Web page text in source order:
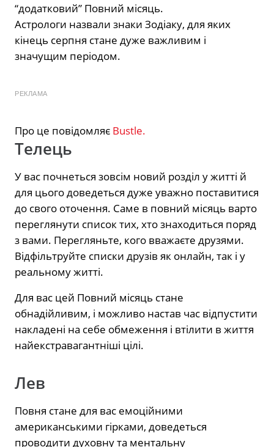
“додатковий” Повний місяць.
Астрологи назвали знаки Зодіаку, для яких
кінець серпня стане дуже важливим і
значущим періодом.
РЕКЛАМА
Про це повідомляє Bustle.
Телець
У вас почнеться зовсім новий розділ у житті й
для цього доведеться дуже уважно поставитися
до свого оточення. Саме в повний місяць варто
переглянути список тих, хто знаходиться поряд
з вами. Перегляньте, кого вважаєте друзями.
Відфільтруйте списки друзів як онлайн, так і у
реальному житті.
Для вас цей Повний місяць стане
обнадійливим, і можливо настав час відпустити
накладені на себе обмеження і втілити в життя
найекстравагантніші цілі.
Лев
Повня стане для вас емоційними
американськими гірками, доведеться
проводити духовну та ментальну